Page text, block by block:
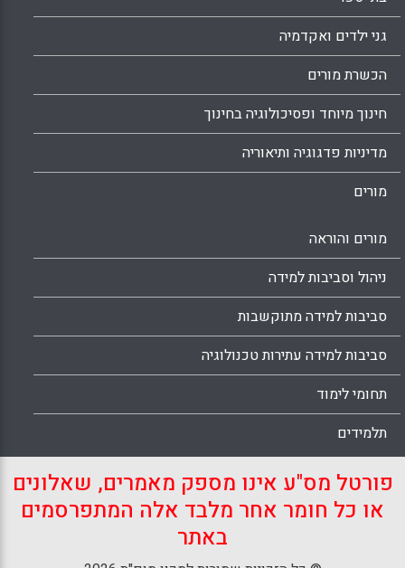
גני ילדים ואקדמיה
הכשרת מורים
חינוך מיוחד ופסיכולוגיה בחינוך
מדיניות פדגוגיה ותיאוריה
מורים
מורים והוראה
ניהול וסביבות למידה
סביבות למידה מתוקשבות
סביבות למידה עתירות טכנולוגיה
תחומי לימוד
תלמידים
פורטל מס"ע אינו מספק מאמרים, שאלונים
או כל חומר אחר מלבד אלה המתפרסמים
באתר